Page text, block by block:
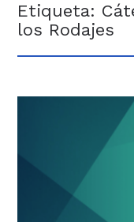
Etiqueta:
los Rodajes